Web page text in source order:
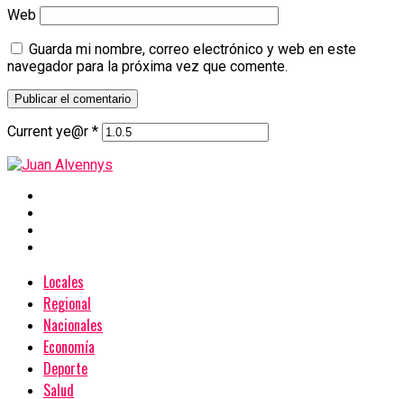
Web
Guarda mi nombre, correo electrónico y web en este
navegador para la próxima vez que comente.
Current ye@r *
Locales
Regional
Nacionales
Economía
Deporte
Salud